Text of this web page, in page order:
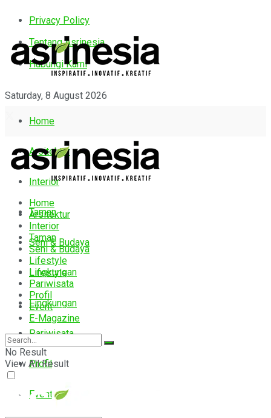
Privacy Policy
Tentang Asrinesia
Hubungi Kami
Saturday, 8 August 2026
Home
Arsitektur
Interior
Taman
Seni & Budaya
Lifestyle
Lingkungan
Pariwisata
Profil
Event
Home
Arsitektur
Interior
Taman
Seni & Budaya
Lifestyle
Lingkungan
Pariwisata
Profil
Event
E-Magazine
No Result
View All Result